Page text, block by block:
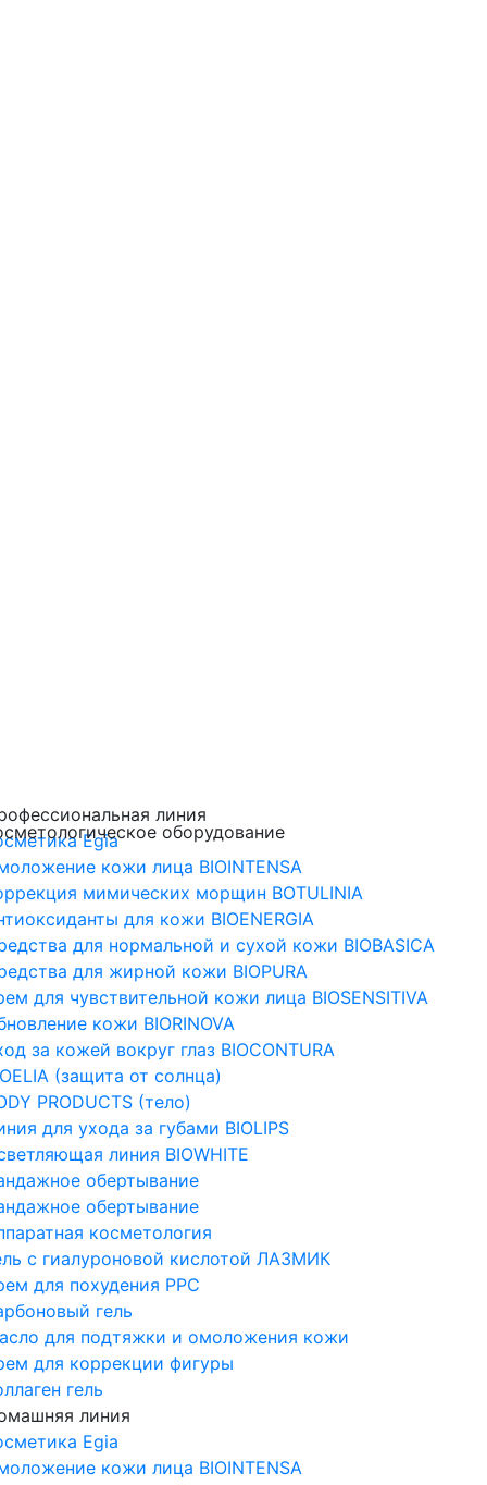
линия
Egia
кожи лица BIOINTENSA
мимических морщин BOTULINIA
для кожи BIOENERGIA
для нормальной и сухой кожи BIOBASICA
для жирной кожи BIOPURA
для чувствительной кожи лица BIOSENSITIVA
кожи BIORINOVA
за кожей вокруг глаз BIOCONTURA
(защита от солнца)
PRODUCTS (тело)
для ухода за губами BIOLIPS
линия BIOWHITE
обертывание
обертывание
косметология
с гиалуроновой кислотой ЛАЗМИК
для похудения PPC
гель
для подтяжки и омоложения кожи
для коррекции фигуры
гель
линия
Egia
кожи лица BIOINTENSA
оборудование